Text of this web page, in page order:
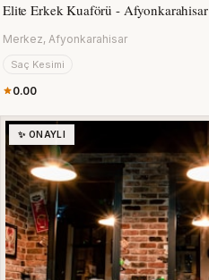
Elite Erkek Kuaförü - Afyonkarahisar
Merkez, Afyonkarahisar
Saç Kesimi
0.00
✨ ONAYLI